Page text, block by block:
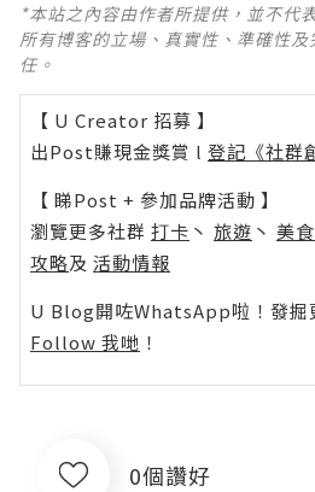
*本站之內容由作者所提供，並不代
所有博客的立場、真實性、準確性
任。
【 U Creator 招募 】
出Post賺現金獎賞 l 登記《社群
【 睇Post + 參加品牌活動 】
瀏覽更多社群 打卡 丶 旅遊 丶 美食
攻略及 活動情報
U Blog開咗WhatsApp啦！發掘
Follow 我哋 ！
0個讚好